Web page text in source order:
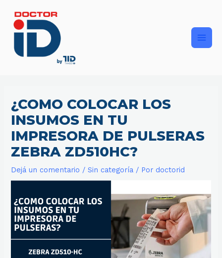
contenido
¿COMO COLOCAR LOS
INSUMOS EN TU
IMPRESORA DE PULSERAS
ZEBRA ZD510HC?
Dejá un comentario /Sin categoría / Por doctorid